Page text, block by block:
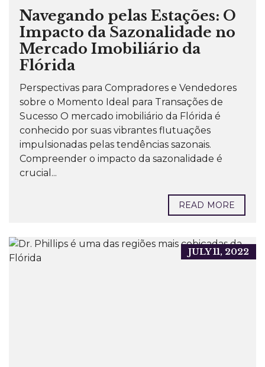
Navegando pelas Estações: O
Impacto da Sazonalidade no
Mercado Imobiliário da
Flórida
Perspectivas para Compradores e Vendedores
sobre o Momento Ideal para Transações de
Sucesso O mercado imobiliário da Flórida é
conhecido por suas vibrantes flutuações
impulsionadas pelas tendências sazonais.
Compreender o impacto da sazonalidade é
crucial...
READ MORE
JULY 11, 2022